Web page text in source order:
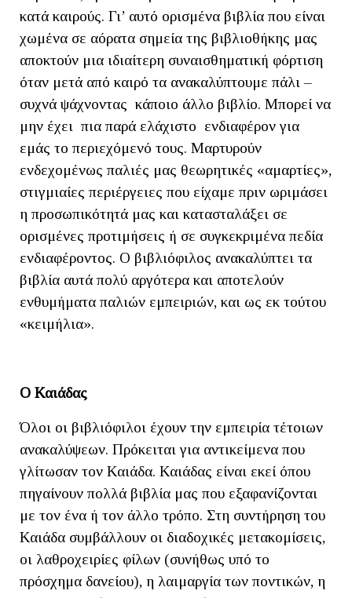
κατά καιρούς. Γι’ αυτό ορισμένα βιβλία που είναι
χωμένα σε αόρατα σημεία της βιβλιοθήκης μας
αποκτούν μια ιδιαίτερη συναισθηματική φόρτιση
όταν μετά από καιρό τα ανακαλύπτουμε πάλι –
συχνά ψάχνοντας κάποιο άλλο βιβλίο. Μπορεί να
μην έχει πια παρά ελάχιστο ενδιαφέρον για
εμάς το περιεχόμενό τους. Μαρτυρούν
ενδεχομένως παλιές μας θεωρητικές «αμαρτίες»,
στιγμιαίες περιέργειες που είχαμε πριν ωριμάσει
η προσωπικότητά μας και κατασταλάξει σε
ορισμένες προτιμήσεις ή σε συγκεκριμένα πεδία
ενδιαφέροντος. Ο βιβλιόφιλος ανακαλύπτει τα
βιβλία αυτά πολύ αργότερα και αποτελούν
ενθυμήματα παλιών εμπειριών, και ως εκ τούτου
«κειμήλια».
Ο Καιάδας
Όλοι οι βιβλιόφιλοι έχουν την εμπειρία τέτοιων
ανακαλύψεων. Πρόκειται για αντικείμενα που
γλίτωσαν τον Καιάδα. Καιάδας είναι εκεί όπου
πηγαίνουν πολλά βιβλία μας που εξαφανίζονται
με τον ένα ή τον άλλο τρόπο. Στη συντήρηση του
Καιάδα συμβάλλουν οι διαδοχικές μετακομίσεις,
οι λαθροχειρίες φίλων (συνήθως υπό το
πρόσχημα δανείου), η λαιμαργία των ποντικών, η